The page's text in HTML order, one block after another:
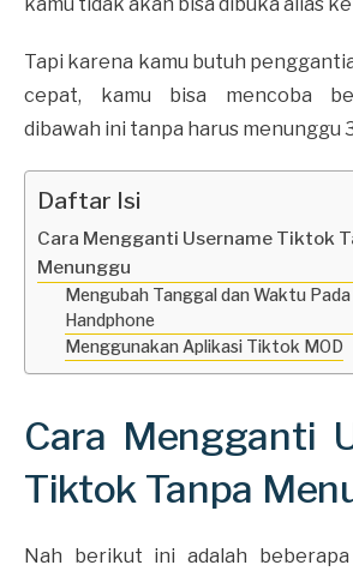
Tapi karena kamu butuh
cepat, kamu bisa mencoba
dibawah ini tanpa harus menunggu
Daftar Isi
Cara Mengganti Username Tiktok
Menunggu
Mengubah Tanggal dan Waktu
Handphone
Menggunakan Aplikasi Tiktok MOD
Cara Mengganti
Tiktok Tanpa
Nah berikut ini adalah